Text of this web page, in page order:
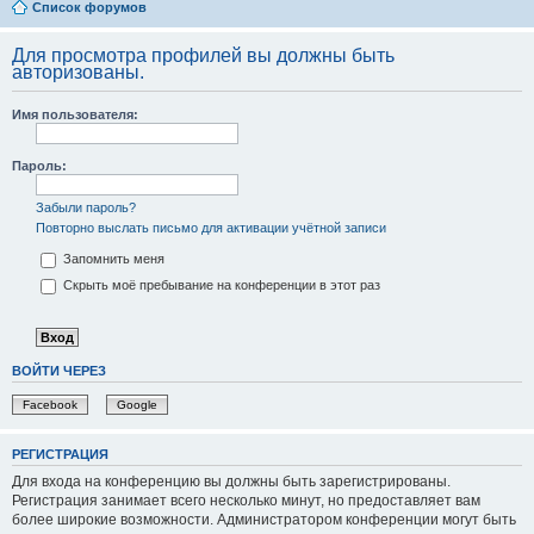
Список форумов
Для просмотра профилей вы должны быть
авторизованы.
Имя пользователя:
Пароль:
Забыли пароль?
Повторно выслать письмо для активации учётной записи
Запомнить меня
Скрыть моё пребывание на конференции в этот раз
ВОЙТИ ЧЕРЕЗ
Facebook Google
РЕГИСТРАЦИЯ
Для входа на конференцию вы должны быть зарегистрированы.
Регистрация занимает всего несколько минут, но предоставляет вам
более широкие возможности. Администратором конференции могут быть